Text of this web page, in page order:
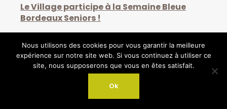
Le Village participe à la Semaine Bleue
Bordeaux Seniors !
Sep 19, 2024
Nous utilisons des cookies pour vous garantir la meilleure
expérience sur notre site web. Si vous continuez à utiliser ce
site, nous supposerons que vous en êtes satisfait.
Ok